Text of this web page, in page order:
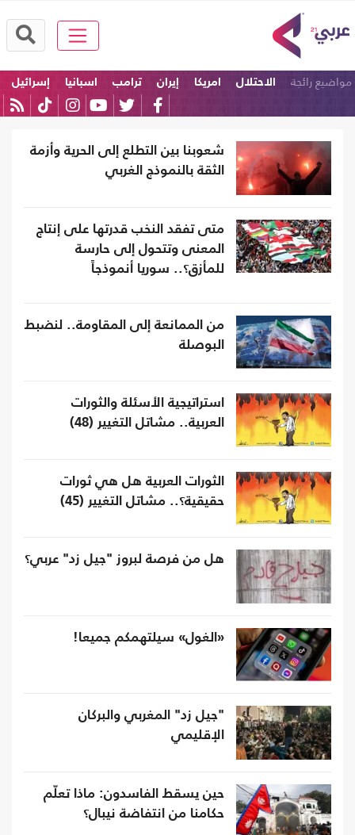
مواضيع رائجة الاحتلال امريكا إيران ترامب اسبانيا إسرائيل
شعوبنا بين التطلع إلى الحرية وأزمة
الثقة بالنموذج الغربي
متى تفقد النخب قدرتها على إنتاج
المعنى وتتحول إلى حارسة
للمأزق؟.. سوريا أنموذجاً
من الممانعة إلى المقاومة.. لنضبط
البوصلة
استراتيجية الأسئلة والثورات
العربية.. مشاتل التغيير (48)
الثورات العربية هل هي ثورات
حقيقية؟.. مشاتل التغيير (45)
هل من فرصة لبروز "جيل زد" عربي؟
«الغول» سيلتهمكم جميعا!
"جيل زد" المغربي والبركان
الإقليمي
حين يسقط الفاسدون: ماذا تعلّم
حكامنا من انتفاضة نيبال؟